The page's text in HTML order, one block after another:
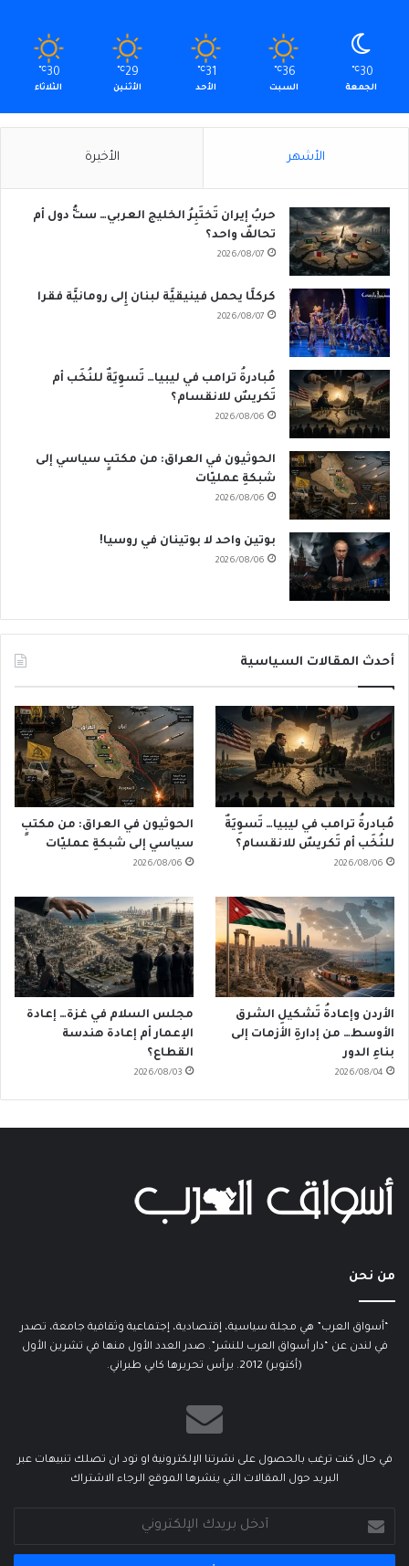
30
℃
الجمعة
36
℃
السبت
31
℃
الأحد
29
℃
الأثنين
30
℃
الثلاثاء
الأشهر الأخيرة
حربُ إيران تَختَبِرُ الخليج العربي… ستُّ دول أم
تحالفٌ واحد؟
2026/08/07
كركلَّا يحمل فينيقيَّة لبنان إِلى رومانيَّة فقرا
2026/08/07
مُبادرةُ ترامب في ليبيا… تَسوِيَةٌ للنُخَب أم
تَكريسٌ للانقسام؟
2026/08/06
الحوثيون في العراق: من مكتبٍ سياسي إلى
شبكةِ عمليّات
2026/08/06
بوتين واحد لا بوتينان في روسيا!
2026/08/06
أحدث المقالات السياسية
مُبادرةُ ترامب في ليبيا… تَسوِيَةٌ
للنُخَب أم تَكريسٌ للانقسام؟
2026/08/06
الحوثيون في العراق: من مكتبٍ
سياسي إلى شبكةِ عمليّات
2026/08/06
الأردن وإعادةُ تَشكيلِ الشرق
الأوسط… من إدارةِ الأزمات إلى
بناءِ الدور
2026/08/04
مجلس السلام في غزة… إعادة
الإعمار أم إعادة هندسة
القطاع؟
2026/08/03
من نحن
“أسواق العرب” هي مجلة سياسية، إقتصادية، إجتماعية وثقافية جامعة، تصدر
في لندن عن “دار أسواق العرب للنشر”. صدر العدد الأول منها في تشرين الأول
(أكتوبر) 2012. يرأس تحريرها كابي طبراني.
في حال كنت ترغب بالحصول على نشرتنا الإلكترونية او تود ان تصلك تنبيهات عبر
البريد حول المقالات التي ينشرها الموقع الرجاء الاشتراك
بريدك
الإلكتروني